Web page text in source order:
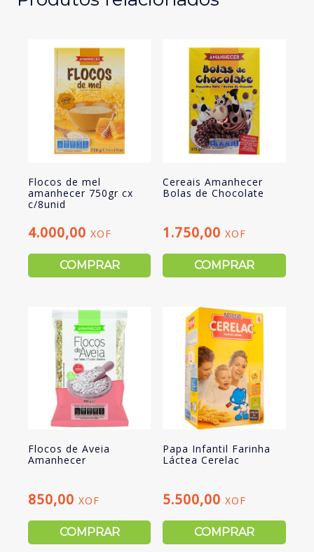
Flocos de mel
amanhecer 750gr cx
c/8unid
4.000,00 XOF
COMPRAR
Cereais Amanhecer
Bolas de Chocolate
1.750,00XOF
COMPRAR
Flocos de Aveia
Amanhecer
850,00 XOF
COMPRAR
Papa Infantil Farinha
Láctea Cerelac
5.500,00XOF
COMPRAR